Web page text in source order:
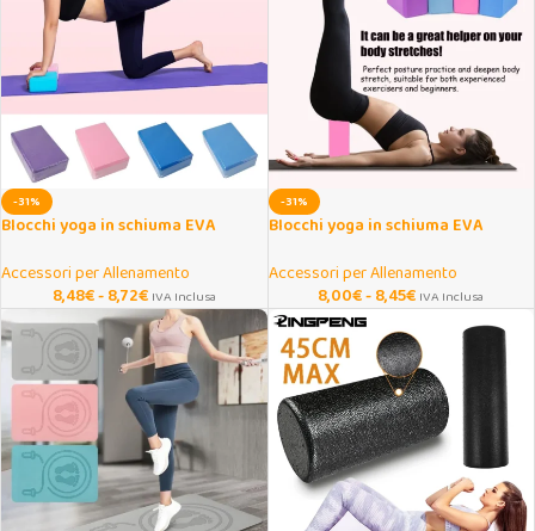
-31%
Blocchi yoga in schiuma EVA
Accessori per Allenamento
8,48€-8,72€ IVA Inclusa
-31%
Blocchi yoga in schiuma EVA
Accessori per Allenamento
8,00€-8,45€ IVA Inclusa